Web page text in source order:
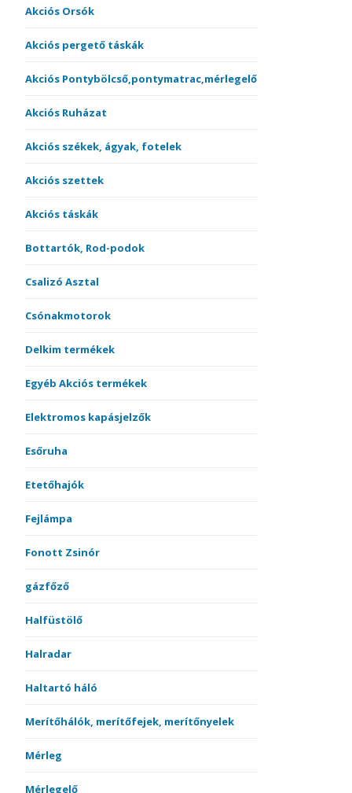
Akciós Orsók
Akciós pergető táskák
Akciós Pontybölcső,pontymatrac,mérlegelő
Akciós Ruházat
Akciós székek, ágyak, fotelek
Akciós szettek
Akciós táskák
Bottartók, Rod-podok
Csalizó Asztal
Csónakmotorok
Delkim termékek
Egyéb Akciós termékek
Elektromos kapásjelzők
Esőruha
Etetőhajók
Fejlámpa
Fonott Zsinór
gázfőző
Halfüstölő
Halradar
Haltartó háló
Merítőhálók, merítőfejek, merítőnyelek
Mérleg
Mérlegelő